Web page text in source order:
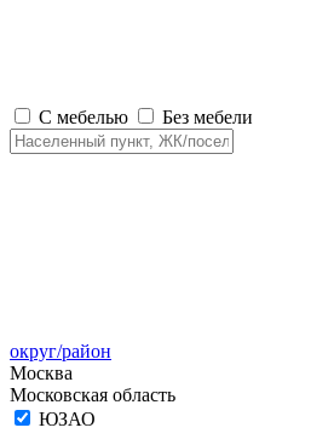
С мебелью Без мебели
округ/район
Москва
Московская область
ЮЗАО